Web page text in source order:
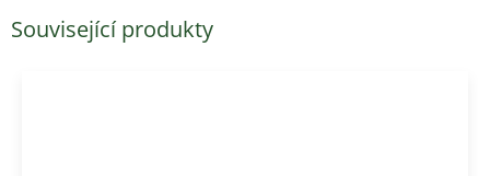
Související produkty